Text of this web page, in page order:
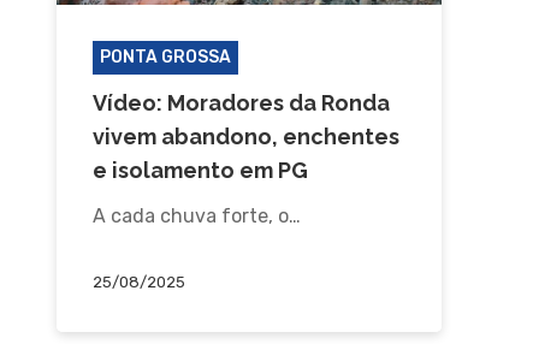
PONTA GROSSA
Vídeo: Moradores da Ronda
vivem abandono, enchentes
e isolamento em PG
A cada chuva forte, o…
25/08/2025